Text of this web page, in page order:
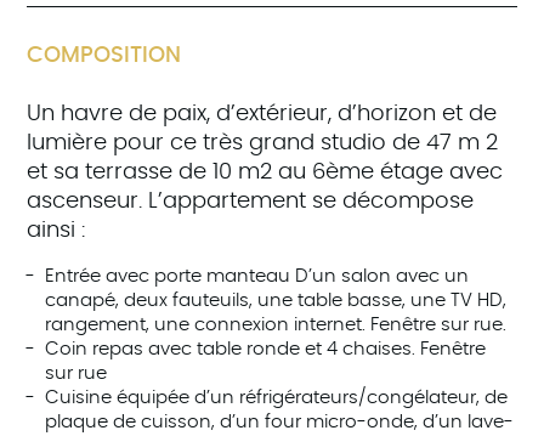
COMPOSITION
Un havre de paix, d’extérieur, d’horizon et de
lumière pour ce très grand studio de 47 m 2
et sa terrasse de 10 m2 au 6ème étage avec
ascenseur. L’appartement se décompose
ainsi :
Entrée avec porte manteau D’un salon avec un
canapé, deux fauteuils, une table basse, une TV HD,
rangement, une connexion internet. Fenêtre sur rue.
Coin repas avec table ronde et 4 chaises. Fenêtre
sur rue
Cuisine équipée d’un réfrigérateurs/congélateur, de
plaque de cuisson, d’un four micro-onde, d’un lave-